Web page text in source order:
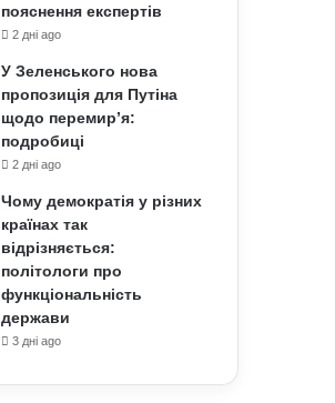
пояснення експертів
2 дні ago
У Зеленського нова
пропозиція для Путіна
щодо перемир’я:
подробиці
2 дні ago
Чому демократія у різних
країнах так
відрізняється:
політологи про
функціональність
держави
3 дні ago